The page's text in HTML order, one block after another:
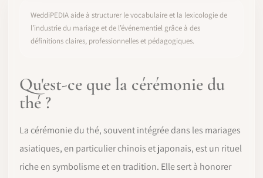
COMMENCER
WeddiPEDIA aide à structurer le vocabulaire et la lexicologie de
l’industrie du mariage et de l’événementiel grâce à des
définitions claires, professionnelles et pédagogiques.
Qu'est-ce que la cérémonie du
thé ?
La cérémonie du thé, souvent intégrée dans les mariages
asiatiques, en particulier chinois et japonais, est un rituel
riche en symbolisme et en tradition. Elle sert à honorer